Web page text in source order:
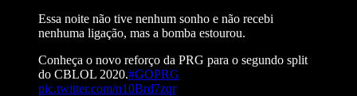
Essa noite não tive nenhum sonho e não recebi
nenhuma ligação, mas a bomba estourou.
Conheça o novo reforço da PRG para o segundo split
do CBLOL 2020.#GOPRG
pic.twitter.com/n10Brd7zqr